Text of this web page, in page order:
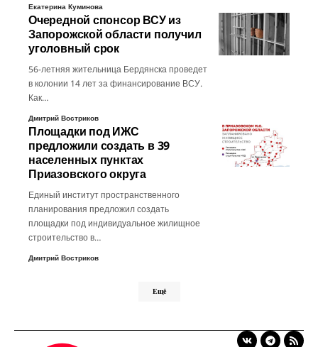
Екатерина Куминова
Очередной спонсор ВСУ из
Запорожской области получил
уголовный срок
56-летняя жительница Бердянска проведет
в колонии 14 лет за финансирование ВСУ.
Как…
Дмитрий Востриков
Площадки под ИЖС
предложили создать в 39
населенных пунктах
Приазовского округа
Единый институт пространственного
планирования предложил создать
площадки под индивидуальное жилищное
строительство в…
Дмитрий Востриков
Ещё